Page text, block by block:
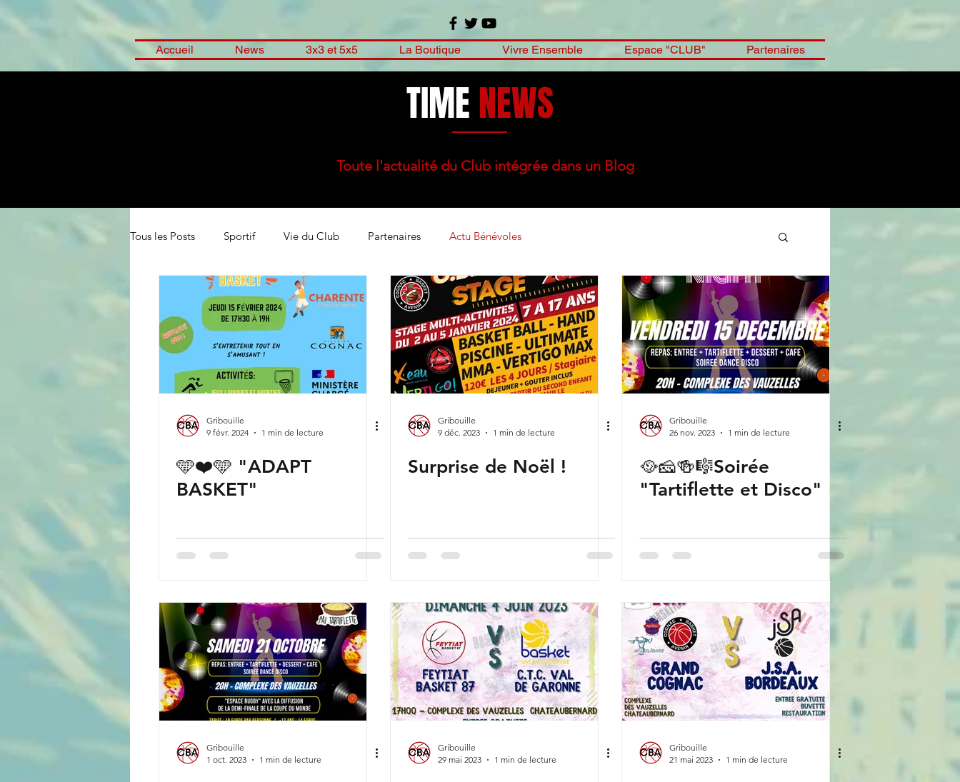
Accueil News 3x3 et 5x5 La Boutique Vivre Ensemble Espace "CLUB" Partenaires
TIME NEWS
Toute l'actualité du Club intégrée dans un Blog
Tous les Posts Sportif Vie du Club Partenaires Actu Bénévoles
Gribouille
9 févr. 2024
1 min de lecture
🩵❤️🩵 "ADAPT
BASKET"
Gribouille
9 déc. 2023
1 min de lecture
Surprise de Noël !
Gribouille
26 nov. 2023
1 min de lecture
🥘🧀🍻🎼Soirée
"Tartiflette et Disco"
Gribouille
1 oct. 2023
1 min de lecture
Gribouille
29 mai 2023
1 min de lecture
Gribouille
21 mai 2023
1 min de lecture